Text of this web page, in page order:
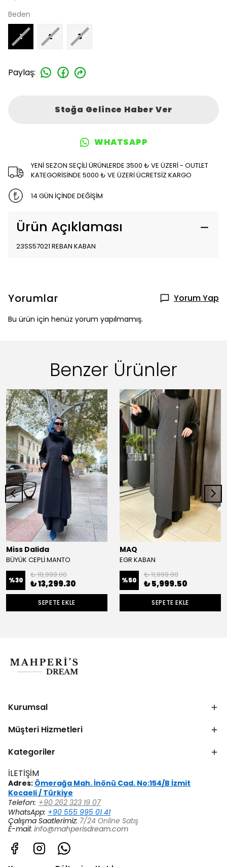
Beden
1 2 3
Paylaş:
Stoğa Gelince Haber Ver
WHATSAPP
YENİ SEZON SEÇİLİ ÜRÜNLERDE 3500 ₺ VE ÜZERİ - OUTLET
KATEGORİSİNDE 5000 ₺ VE ÜZERİ ÜCRETSİZ KARGO
14 GÜN İÇİNDE DEĞİŞİM
Ürün Açıklaması
23SS57021 REBAN KABAN
Yorumlar Yorum Yap
Bu ürün için henüz yorum yapılmamış.
Benzer Ürünler
Miss Dalida
BÜYÜK CEPLİ MANTO
%30
₺ 18,999.00
₺ 13,299.30
SEPETE EKLE
MAQ
EGR KABAN
%50
₺ 11,999.00
₺ 5,999.50
SEPETE EKLE
Kurumsal
Müşteri Hizmetleri
Kategoriler
İLETİŞİM
Adres: Ömerağa Mah. İnönü Cad. No:154/B İzmit
Kocaeli / Türkiye
Telefon: +90 262 323 19 07
WhatsApp: +90 555 995 01 41
Çalışma Saatlerimiz: 7/24 Online Satış
E-mail: info@mahperisdream.com